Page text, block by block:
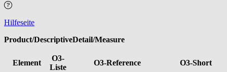
Hilfeseite
Product/DescriptiveDetail/Measure
Element
O3-
Liste
O3-Reference O3-Short